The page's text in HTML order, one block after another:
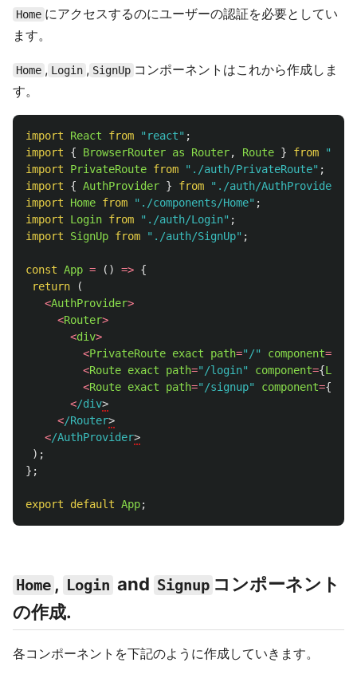
Home にアクセスするのにユーザーの認証を必要としてい
ます。
Home , Login , SignUp コンポーネントはこれから作成しま
す。
import React from " react" ;
import
{ BrowserRouter as Router, Route } from "
import
PrivateRoute from " ./auth/PrivateRoute" ;
import
{ AuthProvider } from " ./auth/AuthProvider
import
Home from " ./components/Home" ;
import
Login from " ./auth/Login" ;
import
SignUp from " ./auth/SignUp" ;
const App = () => {
return
(
<AuthProvider>
<Router>
<div>
<PrivateRoute exact path=" /" component=
<Route exact path=" /login" component={Login
<Route exact path=" /signup" component={
</div
</Router
</AuthProvider
);
};
export default App;
Home , Login and Signup コンポーネント
の作成.
各コンポーネントを下記のように作成していきます。